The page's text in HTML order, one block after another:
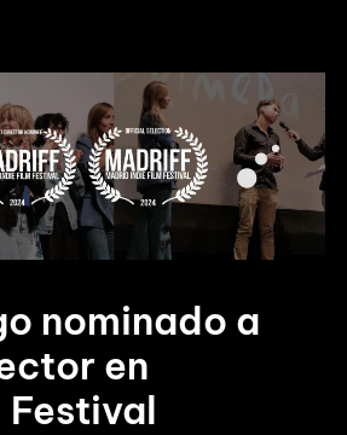
nominado a
en
Festival